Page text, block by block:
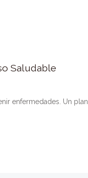
Saludable
enfermedades. Un plan